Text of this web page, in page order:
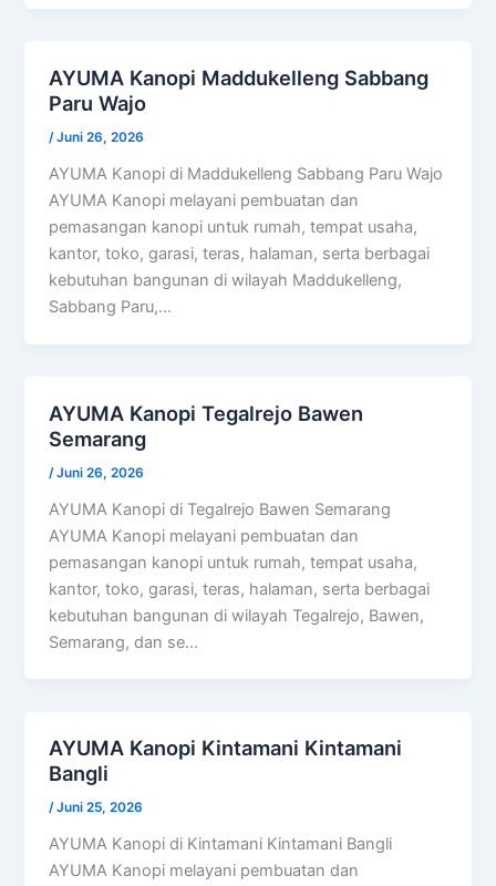
AYUMA Kanopi Maddukelleng Sabbang
Paru Wajo
/Juni 26, 2026
AYUMA Kanopi di Maddukelleng Sabbang Paru Wajo
AYUMA Kanopi melayani pembuatan dan
pemasangan kanopi untuk rumah, tempat usaha,
kantor, toko, garasi, teras, halaman, serta berbagai
kebutuhan bangunan di wilayah Maddukelleng,
Sabbang Paru,…
AYUMA Kanopi Tegalrejo Bawen
Semarang
/Juni 26, 2026
AYUMA Kanopi di Tegalrejo Bawen Semarang
AYUMA Kanopi melayani pembuatan dan
pemasangan kanopi untuk rumah, tempat usaha,
kantor, toko, garasi, teras, halaman, serta berbagai
kebutuhan bangunan di wilayah Tegalrejo, Bawen,
Semarang, dan se…
AYUMA Kanopi Kintamani Kintamani
Bangli
/Juni 25, 2026
AYUMA Kanopi di Kintamani Kintamani Bangli
AYUMA Kanopi melayani pembuatan dan